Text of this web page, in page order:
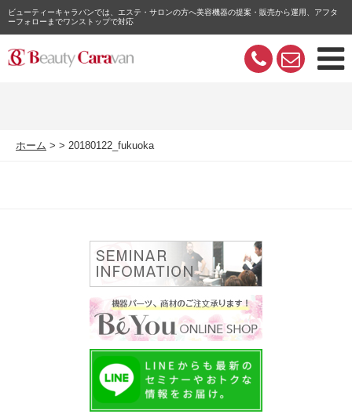
ビューティーキャラバンでは、エステ・サロンの方へ美容機器の提案・販売から運用、アフタ
ーフォローまでワンストップで対応
ホーム 20180122_fukuoka